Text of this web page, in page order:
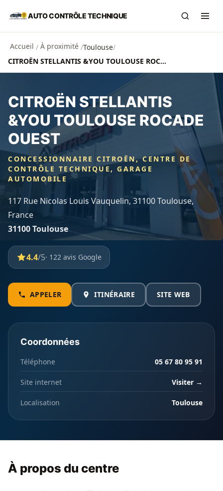
Aller au contenu principal
AUTO CONTRÔLE TECHNIQUE
Accueil / À proximité /Toulouse/
CITROËN STELLANTIS &YOU TOULOUSE ROCADE OUEST
CITROËN STELLANTIS
&YOU TOULOUSE ROCADE
OUEST
CONCESSIONNAIRE CITROËN, CENTRE DE
CONTRÔLE TECHNIQUE, GARAGE
AUTOMOBILE
117 Rue Nicolas Louis Vauquelin, 31100 Toulouse,
France
31100 Toulouse
4.4/5· 122 avis Google
APPELER ITINÉRAIRE SITE WEB
Coordonnées
Téléphone 05 67 80 95 91
Site internet Visiter →
Localisation Toulouse
À propos du centre